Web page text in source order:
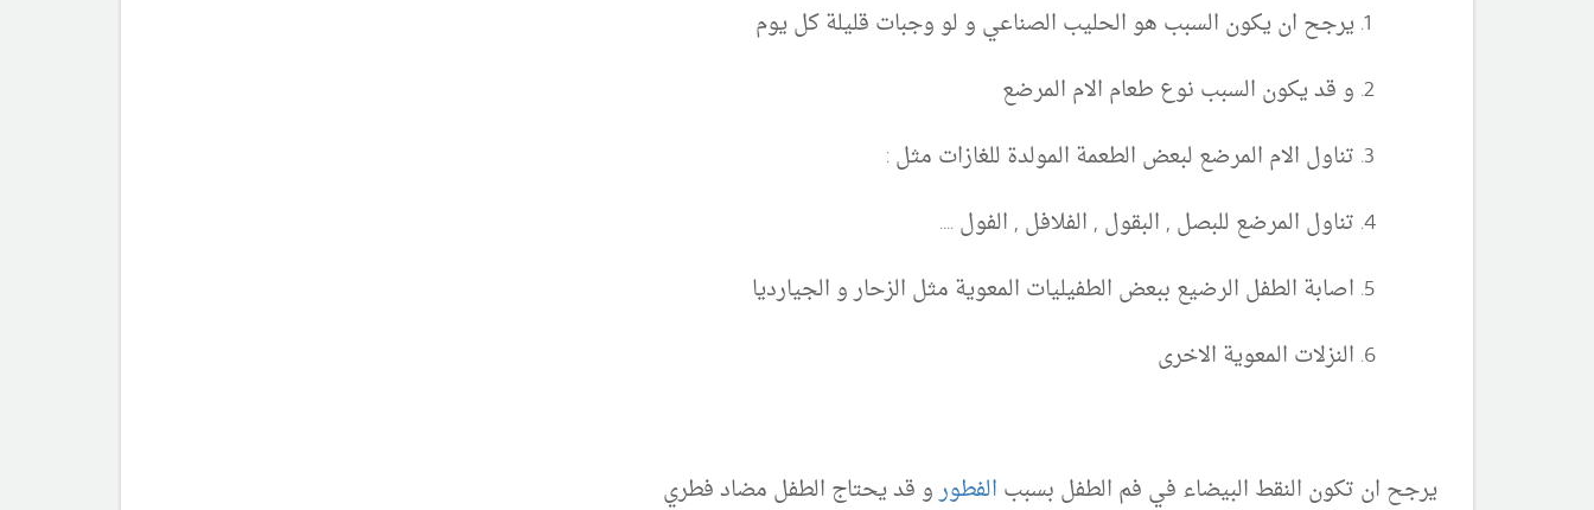
يرجح ان يكون السبب هو الحليب الصناعي و لو وجبات قليلة كل يوم
و قد يكون السبب نوع طعام الام المرضع
تناول الام المرضع لبعض الطعمة المولدة للغازات مثل :
تناول المرضع للبصل , البقول , الفلافل , الفول ....
اصابة الطفل الرضيع ببعض الطفيليات المعوية مثل الزحار و الجيارديا
النزلات المعوية الاخرى
يرجح ان تكون النقط البيضاء في فم الطفل بسبب الفطورو قد يحتاج الطفل مضاد فطري